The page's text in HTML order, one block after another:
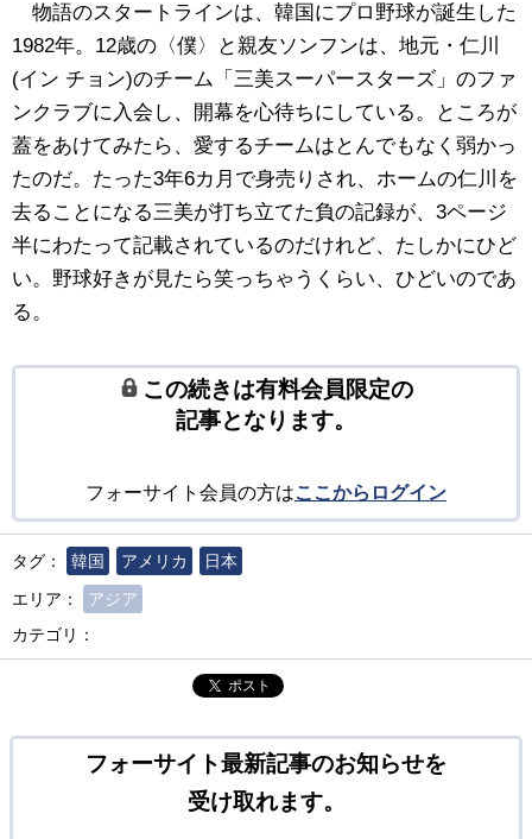
物語のスタートラインは、韓国にプロ野球が誕生した
1982年。12歳の〈僕〉と親友ソンフンは、地元・仁川
(イン チョン)のチーム「三美スーパースターズ」のファ
ンクラブに入会し、開幕を心待ちにしている。ところが
蓋をあけてみたら、愛するチームはとんでもなく弱かっ
たのだ。たった3年6カ月で身売りされ、ホームの仁川を
去ることになる三美が打ち立てた負の記録が、3ページ
半にわたって記載されているのだけれど、たしかにひど
い。野球好きが見たら笑っちゃうくらい、ひどいのであ
る。
この続きは有料会員限定の
記事となります。
フォーサイト会員の方はここからログイン
タグ： 韓国 アメリカ
日本
エリア：
アジア
カテゴリ：
ポスト
フォーサイト最新記事のお知らせを
受け取れます。